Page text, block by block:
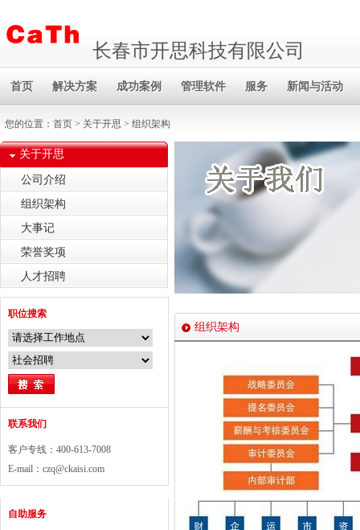
长春市开思科技有限公司
首页 解决方案 成功案例 管理软件 服务 新闻与活动
您的位置： 首页 > 关于开思 > 组织架构
关于开思
公司介绍
组织架构
大事记
荣誉奖项
人才招聘
职位搜索
联系我们
客户专线：400-613-7008
E-mail： czq@ckaisi.com
自助服务
组织架构